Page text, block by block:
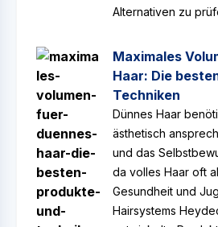
Alternativen zu
Maximales
Haar: Die
Techniken
Dünnes Haar
ästhetisch
und das
da volles Haar oft
Gesundheit und
Hairsystems